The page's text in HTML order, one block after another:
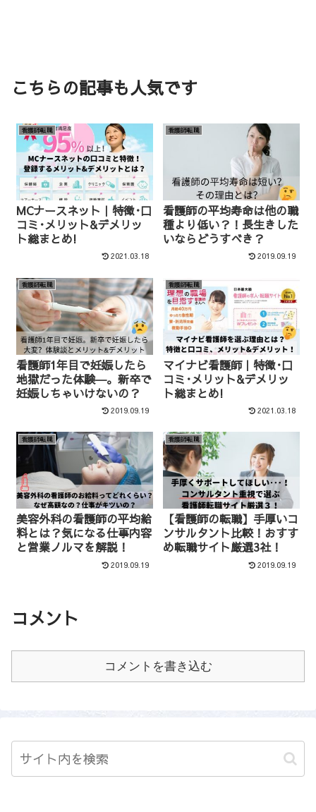
こちらの記事も人気です
看護師転職
MCナースネット｜特徴･口
コミ･メリット&デメリッ
ト総まとめ!
2021.03.18
看護師転職
看護師の平均寿命は他の職
種より低い？！長生きした
いならどうすべき？
2019.09.19
看護師転職
看護師1年目で妊娠したら
地獄だった体験―。新卒で
妊娠しちゃいけないの？
2019.09.19
看護師転職
マイナビ看護師｜特徴･口
コミ･メリット&デメリッ
ト総まとめ!
2021.03.18
看護師転職
美容外科の看護師の平均給
料とは？気になる仕事内容
と営業ノルマを解説！
2019.09.19
看護師転職
【看護師の転職】手厚いコ
ンサルタント比較！おすす
め転職サイト厳選3社！
2019.09.19
コメント
コメントを書き込む